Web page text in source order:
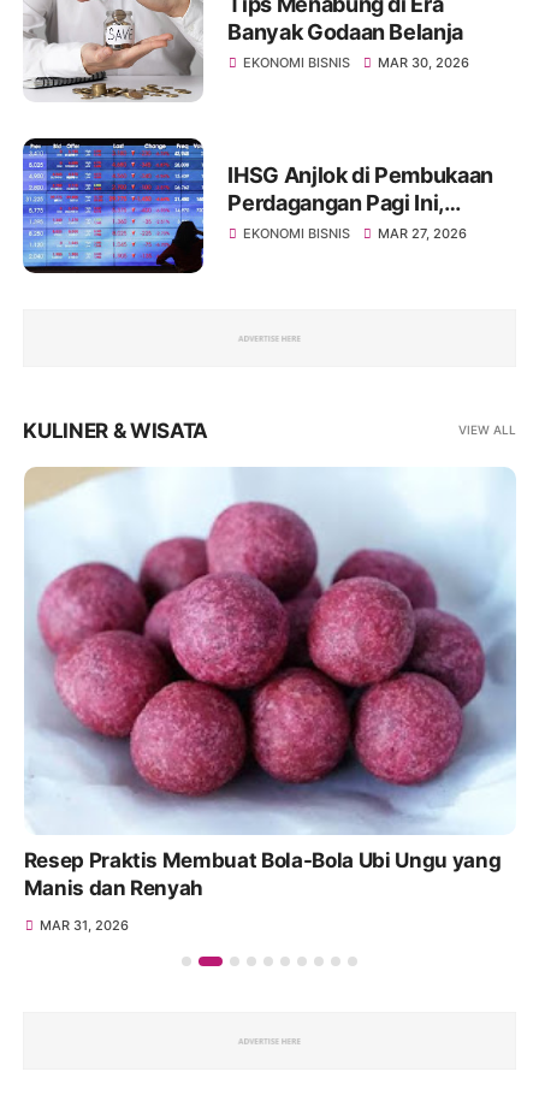
Banyak Godaan Belanja
EKONOMI BISNIS MAR 30, 2026
IHSG Anjlok di Pembukaan
Perdagangan Pagi Ini,
Diprediksi Masih Akan
EKONOMI BISNIS MAR 27, 2026
KULINER & WISATA VIEW ALL
Resep Praktis Membuat Bola-Bola Ubi Ungu yang
Manis dan Renyah
MAR 31, 2026